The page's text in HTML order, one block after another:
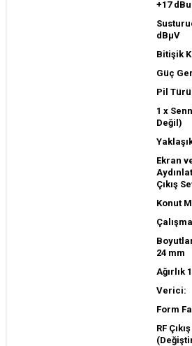
+17
dBμV
Bitişik
Güç
Pil
1 x
Değil)
Ekran
Çıkış
Konut
24 mm
Ağırlık
Verici:
Form
RF